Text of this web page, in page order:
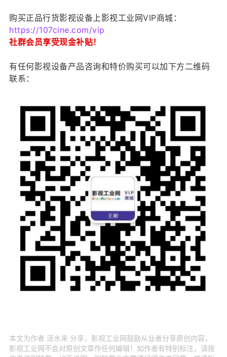
购买正品行货影视设备上影视工业网VIP商城：
https://107cine.com/vip
社群会员享受现金补贴！
有任何影视设备产品咨询和特价购买可以加下方二维码
联系：
本文为作者 活水来 分享，影视工业网鼓励从业者分享原创内容，
影视工业网不会对原创文章作任何编辑！如作者有特别标注，请按